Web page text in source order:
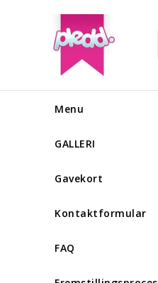
Menu
GALLERI
Gavekort
Kontaktformular
FAQ